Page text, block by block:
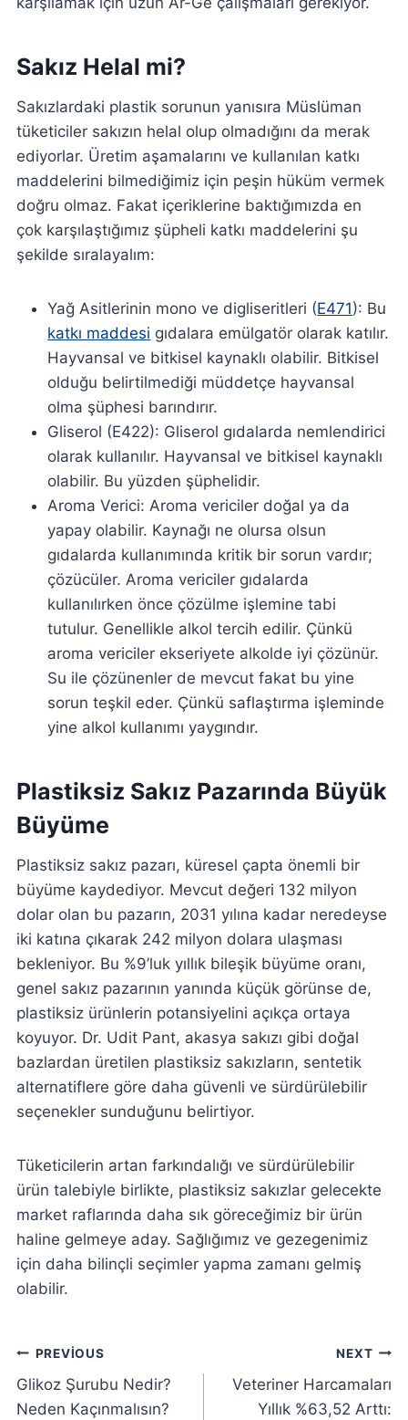
Sakız Helal mi?
Sakızlardaki plastik sorunun yanısıra Müslüman
tüketiciler sakızın helal olup olmadığını da merak
ediyorlar. Üretim aşamalarını ve kullanılan katkı
maddelerini bilmediğimiz için peşin hüküm vermek
doğru olmaz. Fakat içeriklerine baktığımızda en
çok karşılaştığımız şüpheli katkı maddelerini şu
şekilde sıralayalım:
Yağ Asitlerinin mono ve digliseritleri (E471): Bu
katkı maddesi gıdalara emülgatör olarak katılır.
Hayvansal ve bitkisel kaynaklı olabilir. Bitkisel
olduğu belirtilmediği müddetçe hayvansal
olma şüphesi barındırır.
Gliserol (E422): Gliserol gıdalarda nemlendirici
olarak kullanılır. Hayvansal ve bitkisel kaynaklı
olabilir. Bu yüzden şüphelidir.
Aroma Verici: Aroma vericiler doğal ya da
yapay olabilir. Kaynağı ne olursa olsun
gıdalarda kullanımında kritik bir sorun vardır;
çözücüler. Aroma vericiler gıdalarda
kullanılırken önce çözülme işlemine tabi
tutulur. Genellikle alkol tercih edilir. Çünkü
aroma vericiler ekseriyete alkolde iyi çözünür.
Su ile çözünenler de mevcut fakat bu yine
sorun teşkil eder. Çünkü saflaştırma işleminde
yine alkol kullanımı yaygındır.
Plastiksiz Sakız Pazarında Büyük
Büyüme
Plastiksiz sakız pazarı, küresel çapta önemli bir
büyüme kaydediyor. Mevcut değeri 132 milyon
dolar olan bu pazarın, 2031 yılına kadar neredeyse
iki katına çıkarak 242 milyon dolara ulaşması
bekleniyor. Bu %9’luk yıllık bileşik büyüme oranı,
genel sakız pazarının yanında küçük görünse de,
plastiksiz ürünlerin potansiyelini açıkça ortaya
koyuyor. Dr. Udit Pant, akasya sakızı gibi doğal
bazlardan üretilen plastiksiz sakızların, sentetik
alternatiflere göre daha güvenli ve sürdürülebilir
seçenekler sunduğunu belirtiyor.
Tüketicilerin artan farkındalığı ve sürdürülebilir
ürün talebiyle birlikte, plastiksiz sakızlar gelecekte
market raflarında daha sık göreceğimiz bir ürün
haline gelmeye aday. Sağlığımız ve gezegenimiz
için daha bilinçli seçimler yapma zamanı gelmiş
olabilir.
Yazı
gezinmesi
PREVIOUS
Glikoz Şurubu Nedir?
Neden Kaçınmalısın?
NEXT
Veteriner Harcamaları
Yıllık %63,52 Arttı: